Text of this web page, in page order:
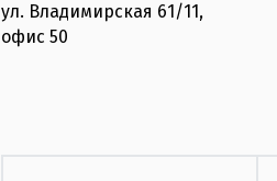
ул. Владимирская 61/11,
офис 50